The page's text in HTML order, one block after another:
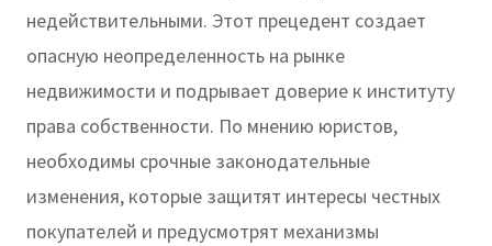
недействительными. Этот прецедент создает
опасную неопределенность на рынке
недвижимости и подрывает доверие к институту
права собственности. По мнению юристов,
необходимы срочные законодательные
изменения, которые защитят интересы честных
покупателей и предусмотрят механизмы